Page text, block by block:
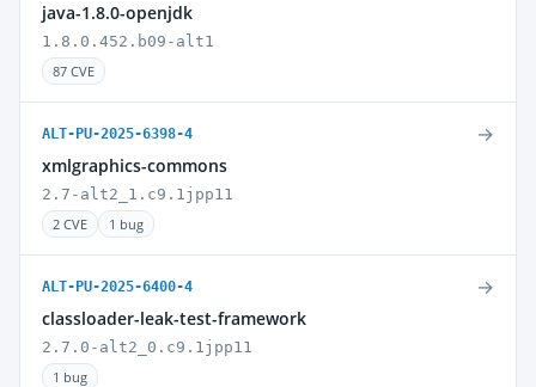
java-1.8.0-openjdk
1.8.0.452.b09-alt1
87 CVE
ALT-PU-2025-6398-4
xmlgraphics-commons
2.7-alt2_1.c9.1jpp11
2 CVE
1 bug
→
ALT-PU-2025-6400-4
classloader-leak-test-framework
2.7.0-alt2_0.c9.1jpp11
1 bug
→